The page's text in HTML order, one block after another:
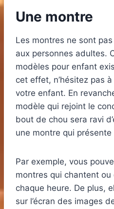
Une montre
Les montres ne sont
aux personnes adultes.
modèles pour enfant
cet effet, n’hésitez pas
votre enfant. En
modèle qui rejoint le
bout de chou sera ravi
une montre qui
Par exemple, vous
montres qui chantent ou
chaque heure. De plus,
sur l’écran des images